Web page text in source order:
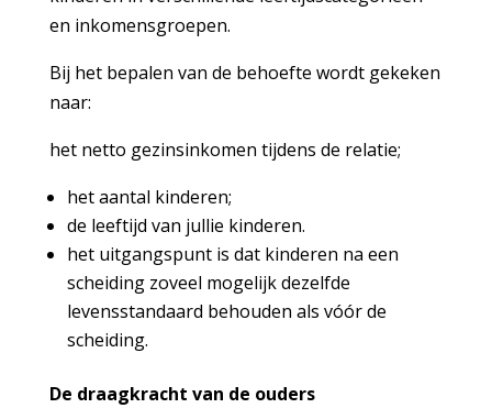
en inkomensgroepen.
Bij het bepalen van de behoefte wordt gekeken
naar:
het netto gezinsinkomen tijdens de relatie;
het aantal kinderen;
de leeftijd van jullie kinderen.
het uitgangspunt is dat kinderen na een
scheiding zoveel mogelijk dezelfde
levensstandaard behouden als vóór de
scheiding.
De draagkracht van de ouders